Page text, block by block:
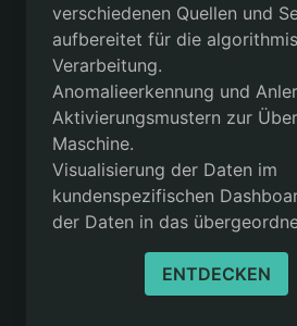
verschiedenen Quellen und
aufbereitet für die
Verarbeitung.
Anomalieerkennung und
Aktivierungsmustern zur
Maschine.
Visualisierung der Daten im
kundenspezifischen
der Daten in das
ENTDECKEN